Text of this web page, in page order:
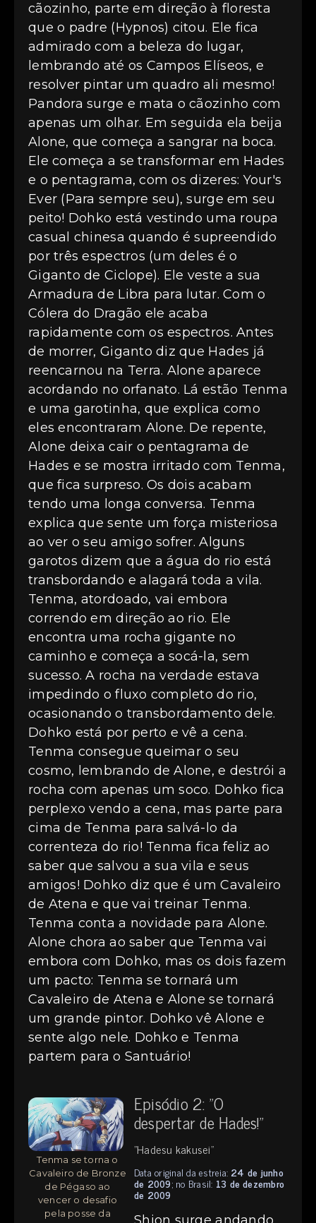
cãozinho, parte em direção à floresta
que o padre (Hypnos) citou. Ele fica
admirado com a beleza do lugar,
lembrando até os Campos Elíseos, e
resolver pintar um quadro ali mesmo!
Pandora surge e mata o cãozinho com
apenas um olhar. Em seguida ela beija
Alone, que começa a sangrar na boca.
Ele começa a se transformar em Hades
e o pentagrama, com os dizeres: Your's
Ever (Para sempre seu), surge em seu
peito! Dohko está vestindo uma roupa
casual chinesa quando é supreendido
por três espectros (um deles é o
Giganto de Ciclope). Ele veste a sua
Armadura de Libra para lutar. Com o
Cólera do Dragão ele acaba
rapidamente com os espectros. Antes
de morrer, Giganto diz que Hades já
reencarnou na Terra. Alone aparece
acordando no orfanato. Lá estão Tenma
e uma garotinha, que explica como
eles encontraram Alone. De repente,
Alone deixa cair o pentagrama de
Hades e se mostra irritado com Tenma,
que fica surpreso. Os dois acabam
tendo uma longa conversa. Tenma
explica que sente um força misteriosa
ao ver o seu amigo sofrer. Alguns
garotos dizem que a água do rio está
transbordando e alagará toda a vila.
Tenma, atordoado, vai embora
correndo em direção ao rio. Ele
encontra uma rocha gigante no
caminho e começa a socá-la, sem
sucesso. A rocha na verdade estava
impedindo o fluxo completo do rio,
ocasionando o transbordamento dele.
Dohko está por perto e vê a cena.
Tenma consegue queimar o seu
cosmo, lembrando de Alone, e destrói a
rocha com apenas um soco. Dohko fica
perplexo vendo a cena, mas parte para
cima de Tenma para salvá-lo da
correnteza do rio! Tenma fica feliz ao
saber que salvou a sua vila e seus
amigos! Dohko diz que é um Cavaleiro
de Atena e que vai treinar Tenma.
Tenma conta a novidade para Alone.
Alone chora ao saber que Tenma vai
embora com Dohko, mas os dois fazem
um pacto: Tenma se tornará um
Cavaleiro de Atena e Alone se tornará
um grande pintor. Dohko vê Alone e
sente algo nele. Dohko e Tenma
partem para o Santuário!
Tenma se torna o
Cavaleiro de Bronze
de Pégaso ao
vencer o desafio
pela posse da
Episódio 2: "O
despertar de Hades!"
"Hadesu kakusei"
Data original da estreia: 24 de junho
de 2009; no Brasil: 13 de dezembro
de 2009